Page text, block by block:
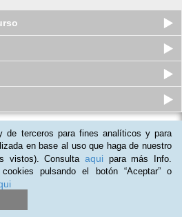
Curso Universitario de Psicología
Criminal
Cupos disponibles
$846.000 $430.000
de terceros para fines analíticos y para
en base al uso que haga de nuestro
vistos). Consulta aqui para más Info.
pulsando el botón “Aceptar” o